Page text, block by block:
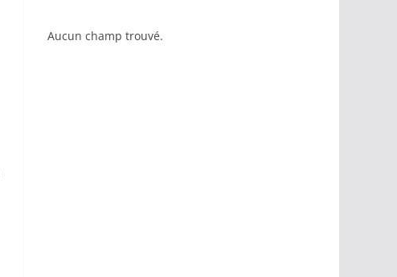
Aucun champ trouvé.